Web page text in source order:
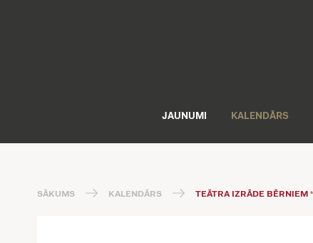
JAUNUMI KALENDĀRS
SĀKUMS KALENDĀRS TEĀTRA IZRĀDE BĒRNIEM